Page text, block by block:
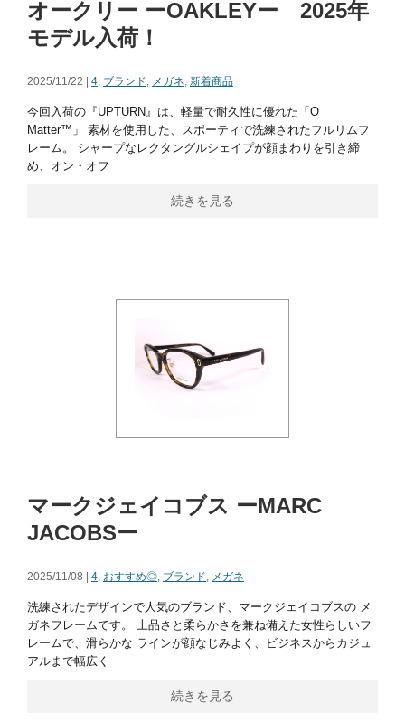
オークリー ーOAKLEYー 2025年
モデル入荷！
2025/11/22 | 4 ブランド メガネ 新着商品
今回入荷の『UPTURN』は、軽量で耐久性に優れた「O
Matter™」 素材を使用した、スポーティで洗練されたフルリムフ
レーム。 シャープなレクタングルシェイプが顔まわりを引き締
め、オン・オフ
続きを見る
マークジェイコブス ーMARC
JACOBSー
2025/11/08 | 4, おすすめ◎, ブランド, メガネ
洗練されたデザインで人気のブランド、マークジェイコブスの メ
ガネフレームです。 上品さと柔らかさを兼ね備えた女性らしいフ
レームで、滑らかな ラインが顔なじみよく、ビジネスからカジュ
アルまで幅広く
続きを見る